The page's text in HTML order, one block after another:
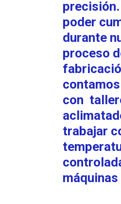
poder
durante
proceso
contamos
con
trabajar
máquinas